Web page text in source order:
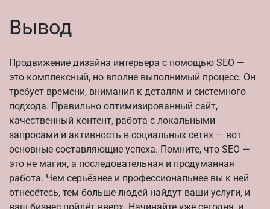
Вывод
Продвижение дизайна интерьера с помощью SEO —
это комплексный, но вполне выполнимый процесс. Он
требует времени, внимания к деталям и системного
подхода. Правильно оптимизированный сайт,
качественный контент, работа с локальными
запросами и активность в социальных сетях — вот
основные составляющие успеха. Помните, что SEO —
это не магия, а последовательная и продуманная
работа. Чем серьёзнее и профессиональнее вы к ней
отнесётесь, тем больше людей найдут ваши услуги, и